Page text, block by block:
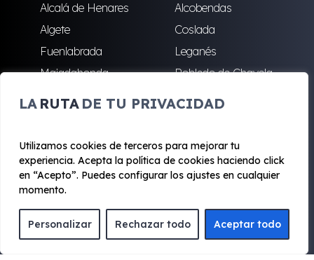
LA RUTA DE TU PRIVACIDAD
Utilizamos cookies de terceros para mejorar tu
experiencia. Acepta la política de cookies haciendo click
en “Acepto”. Puedes configurar los ajustes en cualquier
momento.
Personalizar Rechazar todo Aceptar todo
Alcalá de Henares
Alcobendas
Algete
Coslada
Fuenlabrada
Leganés
Majadahonda
Robledo de Chavela
Reyes
© 2020 - 2026 Renting Mad
Aviso legal y Privacidad